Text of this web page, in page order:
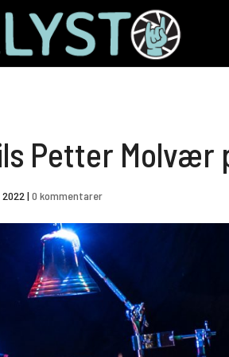
Petter Molvær
2022 | 0 kommentarer